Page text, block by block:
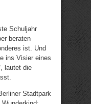
Schuljahr
beraten
ist. Und
ins Visier eines
lautet die
Stadtpark